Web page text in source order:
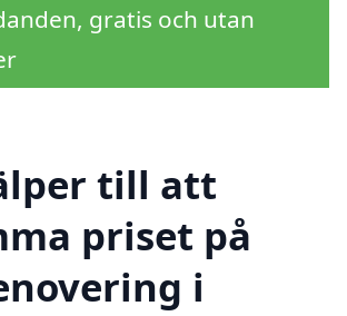
gratis och utan
till att
priset på
i